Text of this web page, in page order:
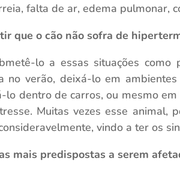
falta de ar, edema pulmonar,
que o cão não sofra de
lo a essas situações como
no verão, deixá-lo em
lo dentro de carros, ou mesmo
Muitas vezes esse animal,
vindo a ter os
mais predispostas a serem